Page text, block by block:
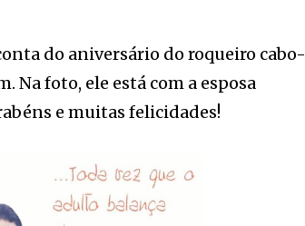
do aniversário do roqueiro cabo-
Na foto, ele está com a esposa
e muitas felicidades!